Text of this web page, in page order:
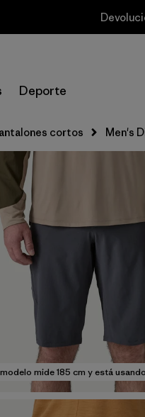
Deporte
cortos Men's
mide 185 cm y está